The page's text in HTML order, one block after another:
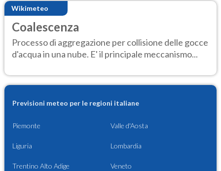
Wikimeteo
Coalescenza
Processo di aggregazione per collisione delle gocce
d'acqua in una nube. E' il principale meccanismo...
Previsioni meteo per le regioni italiane
Piemonte Valle d'Aosta
Liguria Lombardia
Trentino Alto Adige Veneto